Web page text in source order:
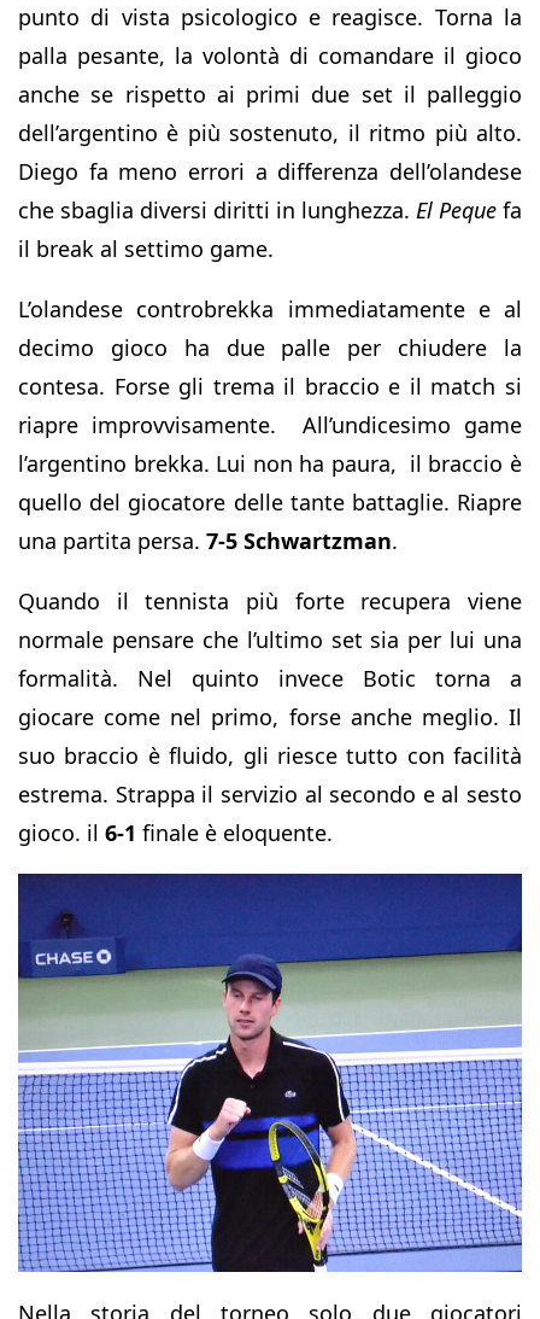
punto di vista psicologico e reagisce. Torna la
palla pesante, la volontà di comandare il gioco
anche se rispetto ai primi due set il palleggio
dell’argentino è più sostenuto, il ritmo più alto.
Diego fa meno errori a differenza dell’olandese
che sbaglia diversi diritti in lunghezza. El Peque fa
il break al settimo game.
L’olandese controbrekka immediatamente e al
decimo gioco ha due palle per chiudere la
contesa. Forse gli trema il braccio e il match si
riapre improvvisamente. All’undicesimo game
l’argentino brekka. Lui non ha paura, il braccio è
quello del giocatore delle tante battaglie. Riapre
una partita persa. 7-5 Schwartzman.
Quando il tennista più forte recupera viene
normale pensare che l’ultimo set sia per lui una
formalità. Nel quinto invece Botic torna a
giocare come nel primo, forse anche meglio. Il
suo braccio è fluido, gli riesce tutto con facilità
estrema. Strappa il servizio al secondo e al sesto
gioco. il 6-1 finale è eloquente.
Nella storia del torneo solo due giocatori